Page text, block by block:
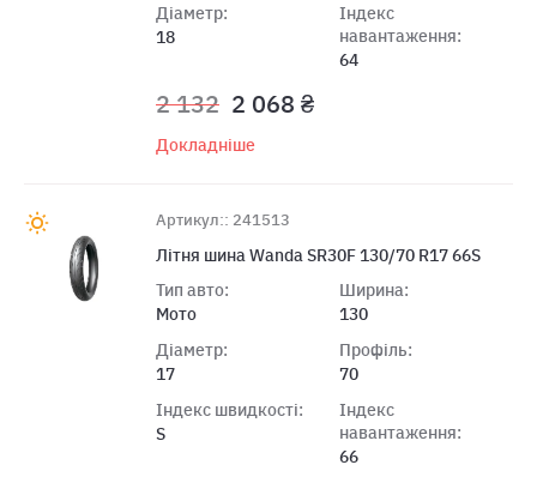
Діаметр:
18
Індекс
навантаження:
64
2 132 2 068 ₴
Докладніше
Артикул:: 241513
Лiтня шина Wanda SR30F 130/70 R17 66S
Тип авто:
Мото
Діаметр:
17
Індекс швидкості:
S
Ширина:
130
Профіль:
70
Індекс
навантаження:
66